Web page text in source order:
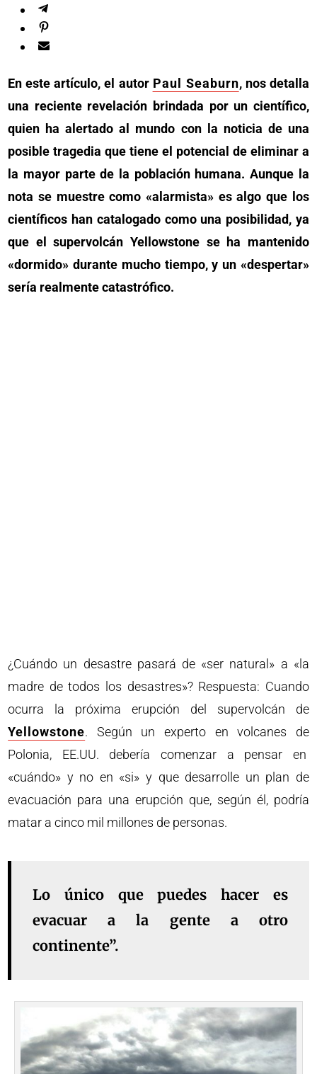
En este artículo, el autor Paul Seaburn, nos detalla
una reciente revelación brindada por un científico,
quien ha alertado al mundo con la noticia de una
posible tragedia que tiene el potencial de eliminar a
la mayor parte de la población humana. Aunque la
nota se muestre como «alarmista» es algo que los
científicos han catalogado como una posibilidad, ya
que el supervolcán Yellowstone se ha mantenido
«dormido» durante mucho tiempo, y un «despertar»
sería realmente catastrófico.
¿Cuándo un desastre pasará de «ser natural» a «la
madre de todos los desastres»? Respuesta: Cuando
ocurra la próxima erupción del supervolcán de
Yellowstone. Según un experto en volcanes de
Polonia, EE.UU. debería comenzar a pensar en
«cuándo» y no en «si» y que desarrolle un plan de
evacuación para una erupción que, según él, podría
matar a cinco mil millones de personas.
Lo único que puedes hacer es
evacuar a la gente a otro
continente”.